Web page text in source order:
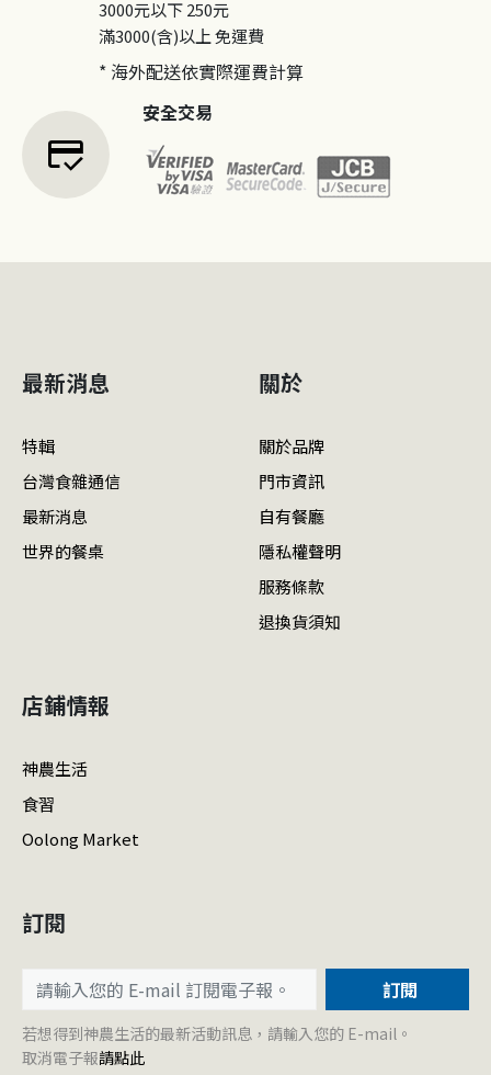
3000元以下250元
滿3000(含)以上免運費
* 海外配送依實際運費計算
credit_score
安全交易
最新消息
特輯
台灣食雜通信
最新消息
世界的餐桌
關於
關於品牌
門市資訊
自有餐廳
隱私權聲明
服務條款
退換貨須知
店鋪情報
神農生活
食習
Oolong Market
訂閱
訂閱
若想得到神農生活的最新活動訊息，請輸入您的 E-mail。
取消電子報請點此